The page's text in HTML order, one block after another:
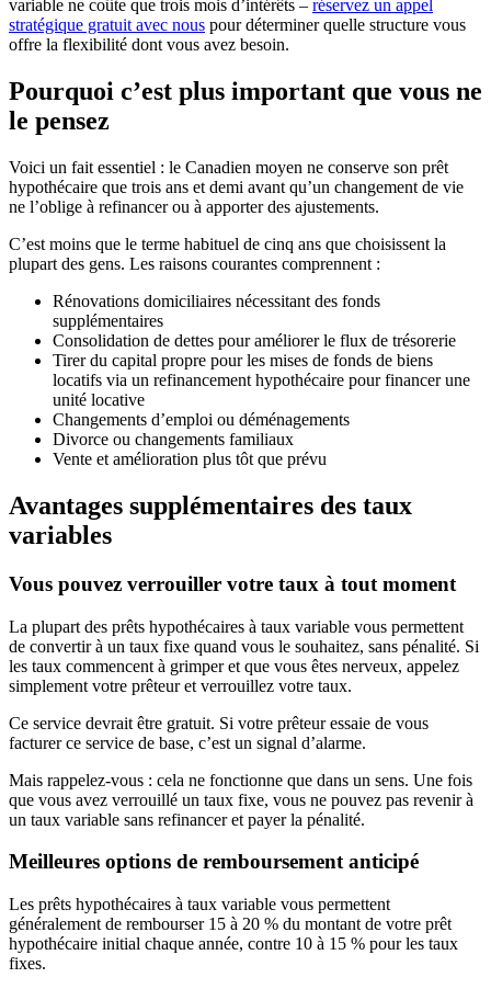
variable ne coûte que trois mois d’intérêts – réservez un appel
stratégique gratuit avec nous pour déterminer quelle structure vous
offre la flexibilité dont vous avez besoin.
Pourquoi c’est plus important que vous ne
le pensez
Voici un fait essentiel : le Canadien moyen ne conserve son prêt
hypothécaire que trois ans et demi avant qu’un changement de vie
ne l’oblige à refinancer ou à apporter des ajustements.
C’est moins que le terme habituel de cinq ans que choisissent la
plupart des gens. Les raisons courantes comprennent :
Rénovations domiciliaires nécessitant des fonds
supplémentaires
Consolidation de dettes pour améliorer le flux de trésorerie
Tirer du capital propre pour les mises de fonds de biens
locatifs via un refinancement hypothécaire pour financer une
unité locative
Changements d’emploi ou déménagements
Divorce ou changements familiaux
Vente et amélioration plus tôt que prévu
Avantages supplémentaires des taux
variables
Vous pouvez verrouiller votre taux à tout moment
La plupart des prêts hypothécaires à taux variable vous permettent
de convertir à un taux fixe quand vous le souhaitez, sans pénalité. Si
les taux commencent à grimper et que vous êtes nerveux, appelez
simplement votre prêteur et verrouillez votre taux.
Ce service devrait être gratuit. Si votre prêteur essaie de vous
facturer ce service de base, c’est un signal d’alarme.
Mais rappelez-vous : cela ne fonctionne que dans un sens. Une fois
que vous avez verrouillé un taux fixe, vous ne pouvez pas revenir à
un taux variable sans refinancer et payer la pénalité.
Meilleures options de remboursement anticipé
Les prêts hypothécaires à taux variable vous permettent
généralement de rembourser 15 à 20 % du montant de votre prêt
hypothécaire initial chaque année, contre 10 à 15 % pour les taux
fixes.